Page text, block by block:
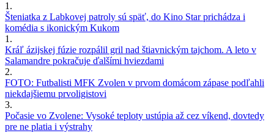
1.
Šteniatka z Labkovej patroly sú späť, do Kino Star prichádza i
komédia s ikonickým Kukom
1.
Kráľ ázijskej fúzie rozpálil gril nad štiavnickým tajchom. A leto v
Salamandre pokračuje ďalšími hviezdami
2.
FOTO: Futbalisti MFK Zvolen v prvom domácom zápase podľahli
niekdajšiemu prvoligistovi
3.
Počasie vo Zvolene: Vysoké teploty ustúpia až cez víkend, dovtedy
pre ne platia i výstrahy